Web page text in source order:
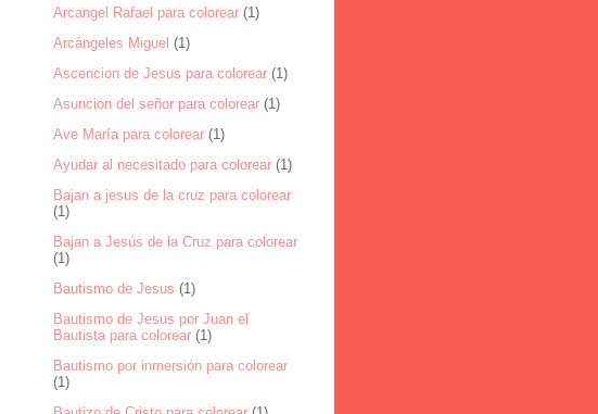
Arcangel Rafael para colorear (1)
Arcángeles Miguel (1)
Ascencion de Jesus para colorear (1)
Asuncion del señor para colorear (1)
Ave María para colorear (1)
Ayudar al necesitado para colorear (1)
Bajan a jesus de la cruz para colorear
(1)
Bajan a Jesús de la Cruz para colorear
(1)
Bautismo de Jesus (1)
Bautismo de Jesus por Juan el
Bautista para colorear (1)
Bautismo por inmersión para colorear
(1)